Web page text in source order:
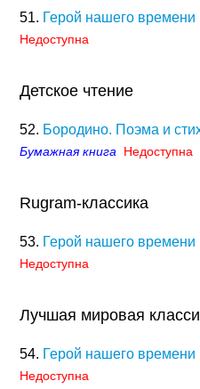
51. Герой нашего времени
Недоступна
Детское чтение
52. Бородино. Поэма и
Бумажная книга Недоступна
Rugram-классика
53. Герой нашего времени
Недоступна
Лучшая мировая
54. Герой нашего времени
Недоступна